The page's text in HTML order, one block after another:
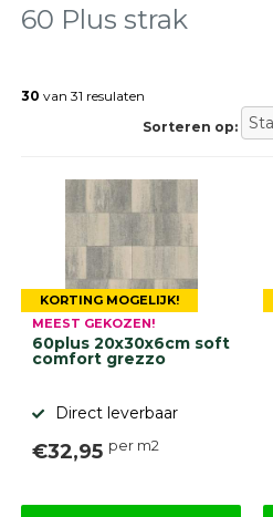
tegels
Natuursteen
Terrastegels
Balkontegels
Betonklinkers
Gebakken
bestrating
Sierbestrating
Strakke
bestrating
bestrating
Muurelementen
Straatklinkers
Opsluitbanden
60 Plus strak
30 van 31 resulaten
Sorteren op:
KORTING MOGELIJK!
MEEST GEKOZEN!
60plus 20x30x6cm soft
comfort grezzo
Direct leverbaar
€32,95 per m2